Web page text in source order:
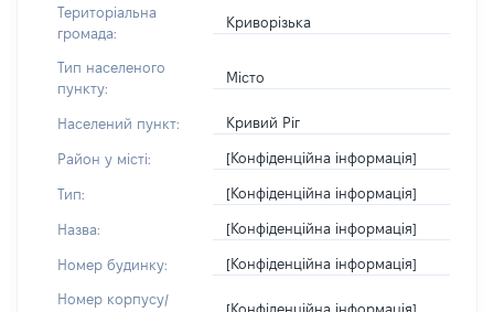
Територіальна
громада:
Криворізька
Тип населеного
пункту:
Місто
Населений пункт: Кривий Ріг
Район у місті: [Конфіденційна інформація]
Тип: [Конфіденційна інформація]
Назва: [Конфіденційна інформація]
Номер будинку: [Конфіденційна інформація]
Номер корпусу/
[Конфіденційна інформація]